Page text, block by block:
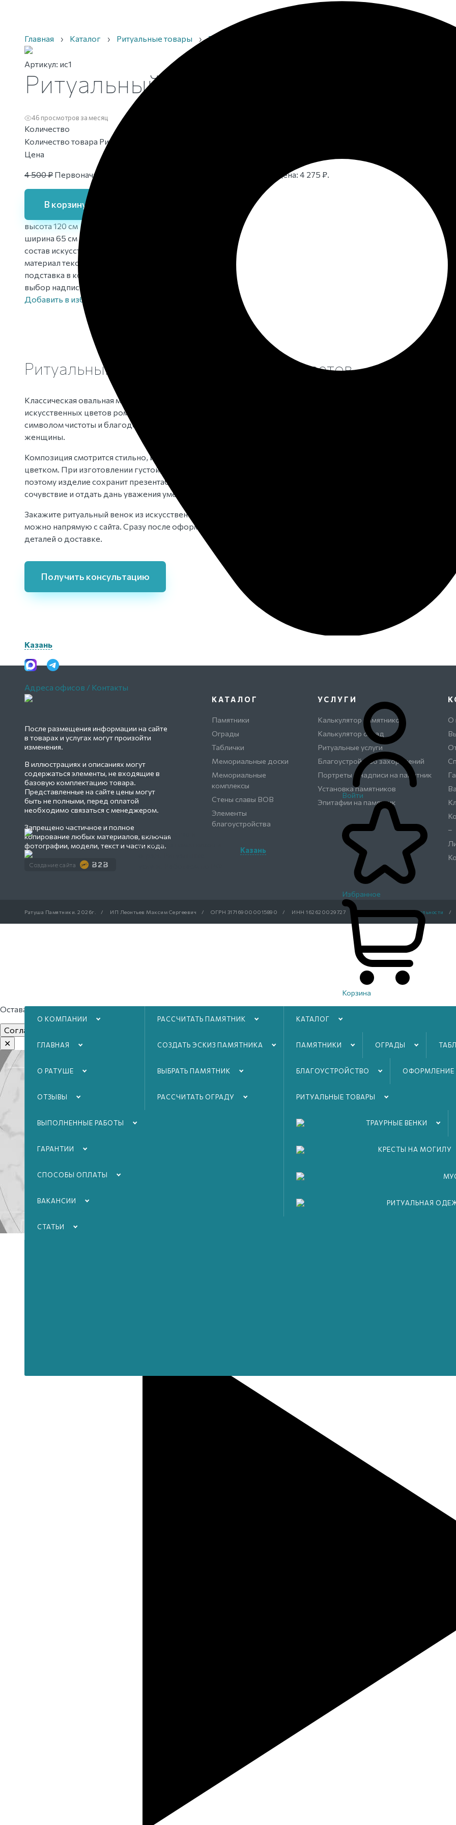
Казань
Адреса офисов / Контакты
Производство и
установка памятников и
Казань
Войти
Избранное
Корзина
О КОМПАНИИ
ГЛАВНАЯ
О РАТУШЕ
ОТЗЫВЫ
ВЫПОЛНЕННЫЕ РАБОТЫ
ГАРАНТИИ
СПОСОБЫ ОПЛАТЫ
ВАКАНСИИ
СТАТЬИ
РАССЧИТАТЬ ПАМЯТНИК
СОЗДАТЬ ЭСКИЗ ПАМЯТНИКА
ВЫБРАТЬ ПАМЯТНИК
РАССЧИТАТЬ ОГРАДУ
КАТАЛОГ
ПАМЯТНИКИ ОГРАДЫ
БЛАГОУСТРОЙСТВO ОФОРМЛЕНИЕ
РИТУАЛЬНЫЕ ТОВАРЫ
ТРАУРНЫЕ ВЕНКИ
КРЕСТЫ НА МОГИЛУ
РИТУАЛЬНАЯ
Главная › Каталог › Ритуальные товары › Траурные венки
Артикул: ис1
Ритуальный венок из искусственных
46 просмотров за месяц
Количество
Количество товара Ритуальный венок из искусственных цветов
Цена
4 500₽ Первоначальная цена составляла 4 500 ₽. Текущая цена: 4 275 ₽.
В корзину
высота 120 см
ширина 65 см
состав искусственные цветы — ромашки и георгины
материал текстиль, пластик, проволока из металла
подставка в комплекте
выбор надписи
Добавить в избранное
Ритуальный венок из искусственных цветов
Классическая овальная модель с лаконичным умиротворяющих дизайном. Венок собран вручную из
искусственных цветов ромашки и герани. В дизайне композиции преобладает белый цвет, являющимся
символом чистоты и благодетели. Заказать венок данной модели уместно для похорон и мужчины, и
женщины.
Композиция смотрится стильно, изящно и утонченно, несмотря на то, что ромашка считается простым
цветком. При изготовлении густой, объемной композиции использовались материала высшего качества,
поэтому изделие сохранит презентабельный внешний вид длительный срок. Венок поможет выразить
сочувствие и отдать дань уважения умершему.
Закажите ритуальный венок из искусственных цветов недорого в компании “Ратуша”. Оформить заказ
можно напрямую с сайта. Сразу после оформления заявки вам перезвонит специалист для уточнения
деталей о доставке.
Получить консультацию
После размещения информации на сайте
в товарах и услугах могут произойти
изменения.
В иллюстрациях и описаниях могут
содержаться элементы, не входящие в
базовую комплектацию товара.
Представленные на сайте цены могут
быть не полными, перед оплатой
необходимо связаться с менеджером.
Запрещено частичное и полное
копирование любых материалов, включая
фотографии, модели, текст и части кода.
Создание сайта
КАТАЛОГ
Памятники
Ограды
Таблички
Мемориальные доски
Мемориальные
комплексы
Стены славы ВОВ
Элементы
благоустройства
УСЛУГИ
Калькулятор памятников
Калькулятор оград
Ритуальные услуги
Благоустройство захоронений
Портреты и надписи на памятник
Установка памятников
Эпитафии на памятник
О
–
Ратуша Памятники. 2026г. / ИП Леонтьев Максим Сергеевич / ОГРН 317169000015890 / ИНН 162620029727 Политика конфиденциальности /
Оставаясь на нашем сайте, вы соглашаетесь сусловиями использованияcookies
Согласен. Закрыть сообщение
✕